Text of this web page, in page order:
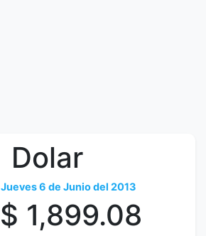
Dolar
Jueves 6 de Junio del 2013
$ 1,899.08